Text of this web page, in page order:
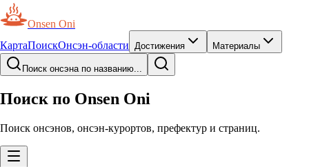
Onsen Oni
КартаПоискОнсэн-области Достижения Материалы
Поиск онсэна по названию...
Поиск по Onsen Oni
Поиск онсэнов, онсэн-курортов, префектур и страниц.